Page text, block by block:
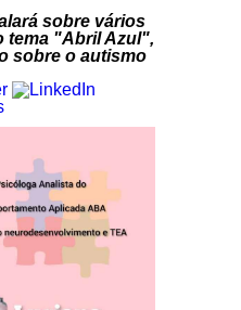
sobre vários
tema "Abril Azul",
sobre o autismo